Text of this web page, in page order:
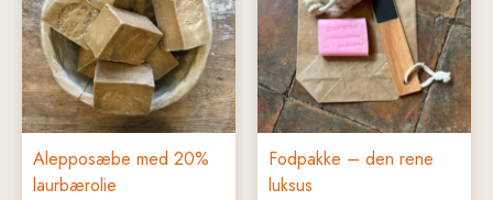
Alepposæbe med 20%
laurbærolie
Fodpakke – den rene
luksus
kr. 187,00.kr. 175,00.
flere
varianter.
Mulighederne
kan
vælges
varesiden